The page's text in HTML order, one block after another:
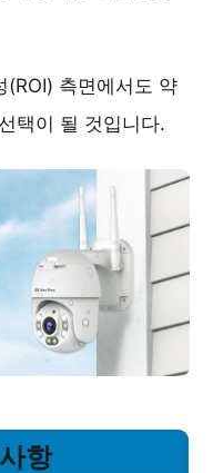
(ROI) 측면에서도 약
택이 될 것입니다.
항